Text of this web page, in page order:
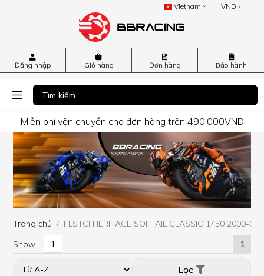
Vietnam VND
Đăng nhập Giỏ hàng Đơn hàng Bảo hành
Miễn phí vận chuyển cho đơn hàng trên 490.000VND
Trang chủ
FLSTCI HERITAGE SOFTAIL CLASSIC 1450 2000-07
Show
1
Lọc